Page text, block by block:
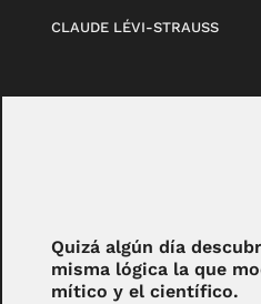
CLAUDE LÉVI-STRAUSS
Quizá algún día
misma lógica la que
mítico y el científico.